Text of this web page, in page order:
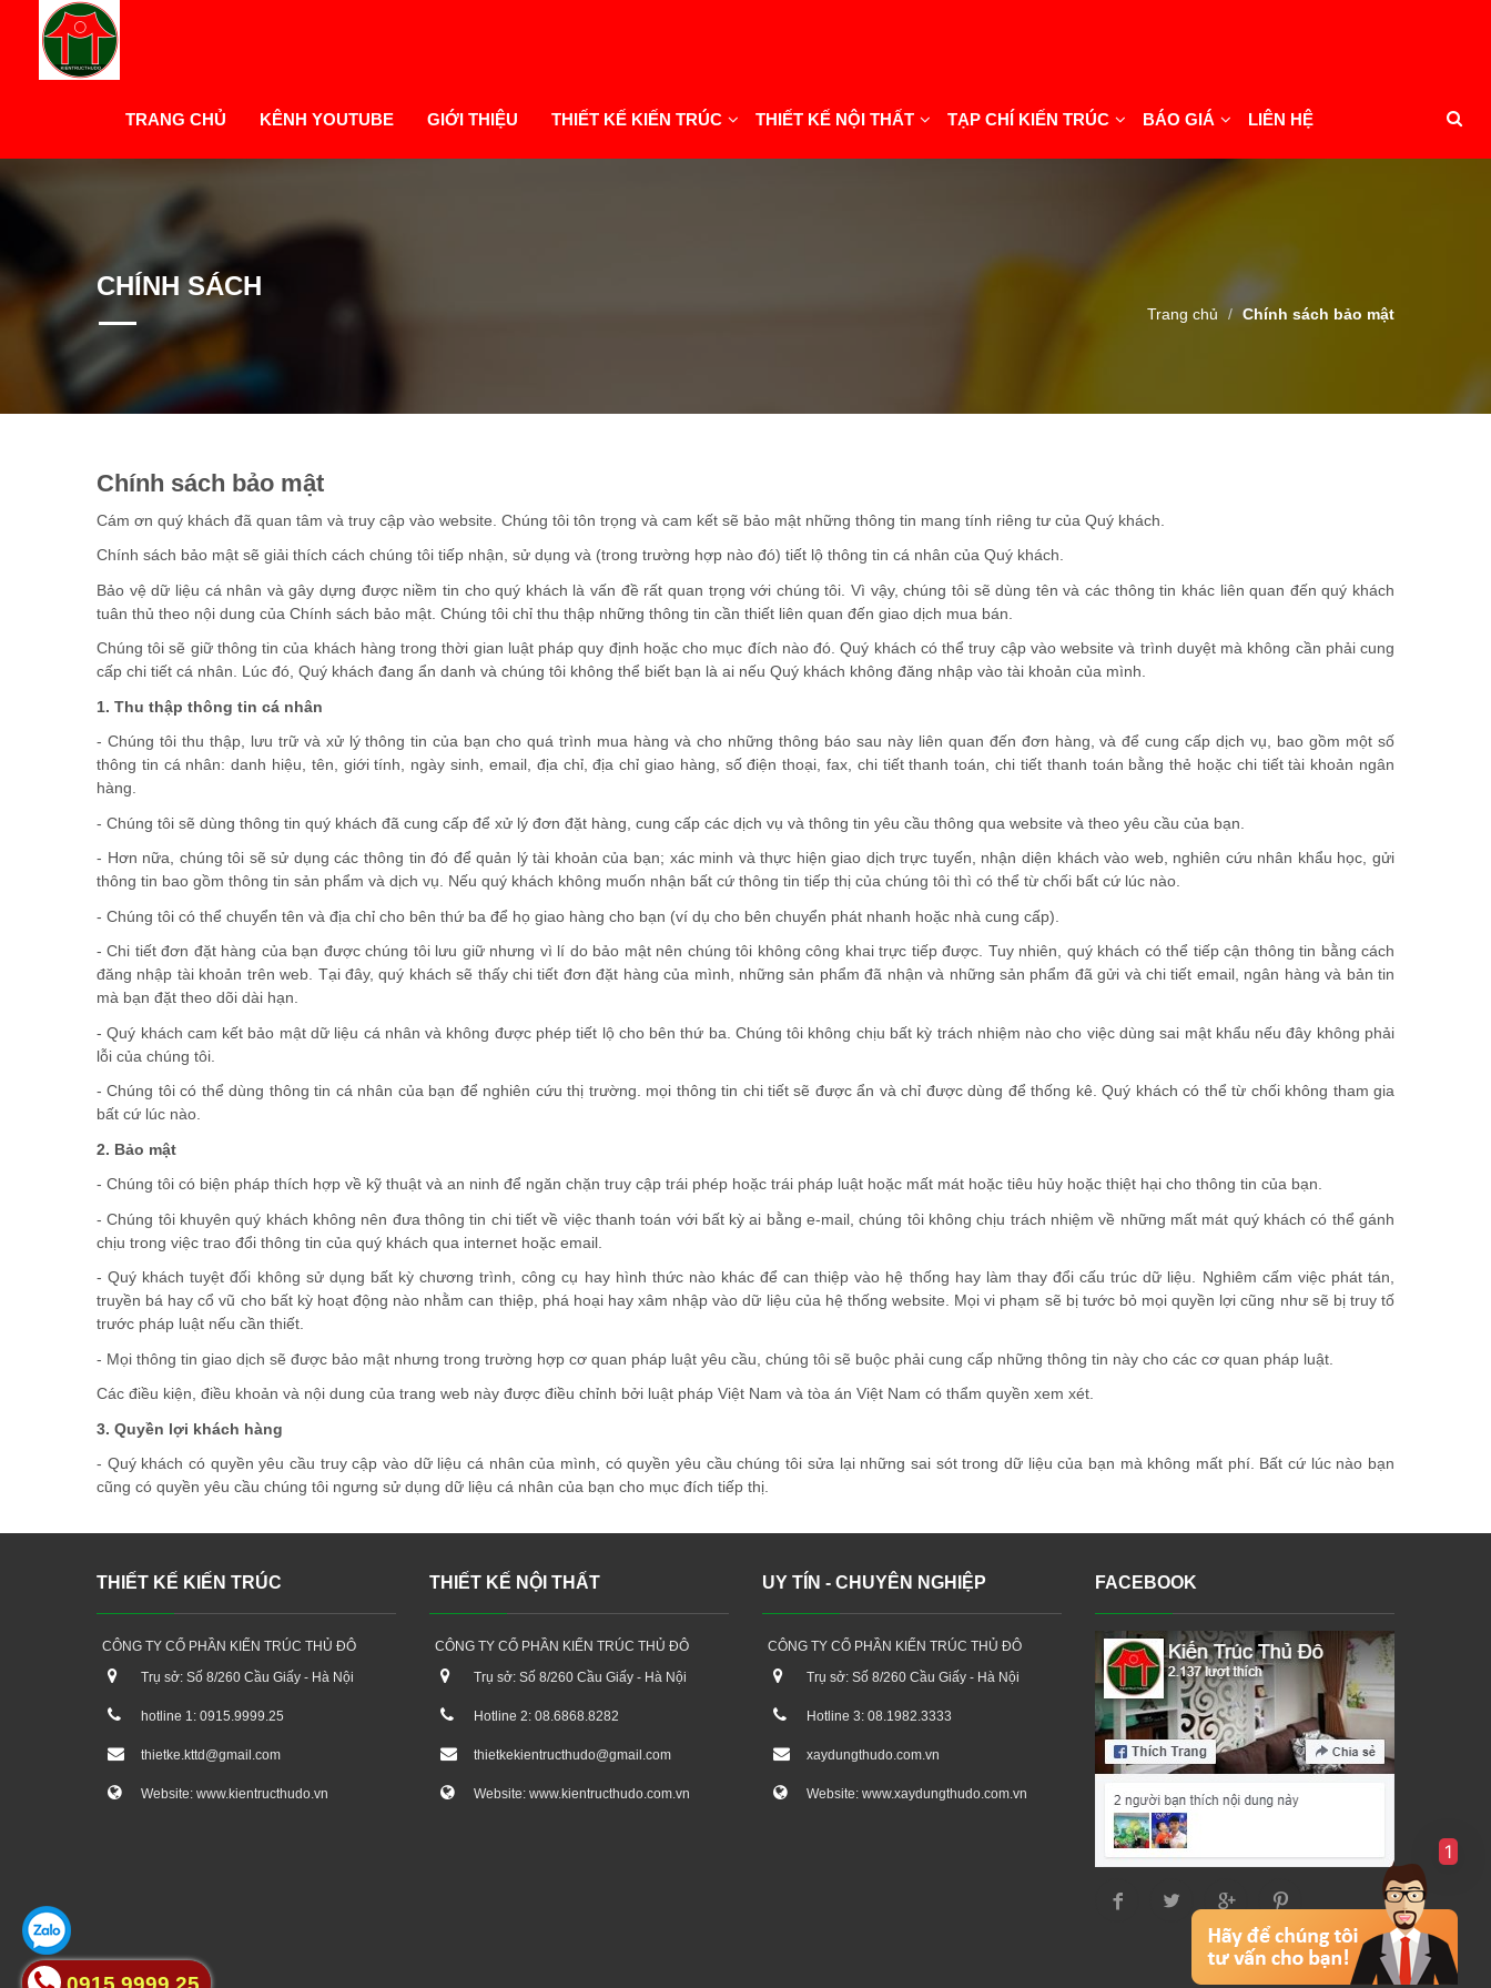
TRANG CHỦ KÊNH YOUTUBE GIỚI THIỆU THIẾT KẾ KIẾN TRÚC THIẾT KẾ NỘI THẤT TẠP CHÍ KIẾN TRÚC BÁO GIÁ LIÊN HỆ
CHÍNH SÁCH
Trang chủ Chính sách bảo mật
Chính sách bảo mật
Cám ơn quý khách đã quan tâm và truy cập vào website. Chúng tôi tôn trọng và cam kết sẽ bảo mật những thông tin mang tính riêng tư của Quý khách.
Chính sách bảo mật sẽ giải thích cách chúng tôi tiếp nhận, sử dụng và (trong trường hợp nào đó) tiết lộ thông tin cá nhân của Quý khách.
Bảo vệ dữ liệu cá nhân và gây dựng được niềm tin cho quý khách là vấn đề rất quan trọng với chúng tôi. Vì vậy, chúng tôi sẽ dùng tên và các thông tin khác liên quan đến quý khách
tuân thủ theo nội dung của Chính sách bảo mật. Chúng tôi chỉ thu thập những thông tin cần thiết liên quan đến giao dịch mua bán.
Chúng tôi sẽ giữ thông tin của khách hàng trong thời gian luật pháp quy định hoặc cho mục đích nào đó. Quý khách có thể truy cập vào website và trình duyệt mà không cần phải cung
cấp chi tiết cá nhân. Lúc đó, Quý khách đang ẩn danh và chúng tôi không thể biết bạn là ai nếu Quý khách không đăng nhập vào tài khoản của mình.
1. Thu thập thông tin cá nhân
- Chúng tôi thu thập, lưu trữ và xử lý thông tin của bạn cho quá trình mua hàng và cho những thông báo sau này liên quan đến đơn hàng, và để cung cấp dịch vụ, bao gồm một số
thông tin cá nhân: danh hiệu, tên, giới tính, ngày sinh, email, địa chỉ, địa chỉ giao hàng, số điện thoại, fax, chi tiết thanh toán, chi tiết thanh toán bằng thẻ hoặc chi tiết tài khoản ngân
hàng.
- Chúng tôi sẽ dùng thông tin quý khách đã cung cấp để xử lý đơn đặt hàng, cung cấp các dịch vụ và thông tin yêu cầu thông qua website và theo yêu cầu của bạn.
- Hơn nữa, chúng tôi sẽ sử dụng các thông tin đó để quản lý tài khoản của bạn; xác minh và thực hiện giao dịch trực tuyến, nhận diện khách vào web, nghiên cứu nhân khẩu học, gửi
thông tin bao gồm thông tin sản phẩm và dịch vụ. Nếu quý khách không muốn nhận bất cứ thông tin tiếp thị của chúng tôi thì có thể từ chối bất cứ lúc nào.
- Chúng tôi có thể chuyển tên và địa chỉ cho bên thứ ba để họ giao hàng cho bạn (ví dụ cho bên chuyển phát nhanh hoặc nhà cung cấp).
- Chi tiết đơn đặt hàng của bạn được chúng tôi lưu giữ nhưng vì lí do bảo mật nên chúng tôi không công khai trực tiếp được. Tuy nhiên, quý khách có thể tiếp cận thông tin bằng cách
đăng nhập tài khoản trên web. Tại đây, quý khách sẽ thấy chi tiết đơn đặt hàng của mình, những sản phẩm đã nhận và những sản phẩm đã gửi và chi tiết email, ngân hàng và bản tin
mà bạn đặt theo dõi dài hạn.
- Quý khách cam kết bảo mật dữ liệu cá nhân và không được phép tiết lộ cho bên thứ ba. Chúng tôi không chịu bất kỳ trách nhiệm nào cho việc dùng sai mật khẩu nếu đây không phải
lỗi của chúng tôi.
- Chúng tôi có thể dùng thông tin cá nhân của bạn để nghiên cứu thị trường. mọi thông tin chi tiết sẽ được ẩn và chỉ được dùng để thống kê. Quý khách có thể từ chối không tham gia
bất cứ lúc nào.
2. Bảo mật
- Chúng tôi có biện pháp thích hợp về kỹ thuật và an ninh để ngăn chặn truy cập trái phép hoặc trái pháp luật hoặc mất mát hoặc tiêu hủy hoặc thiệt hại cho thông tin của bạn.
- Chúng tôi khuyên quý khách không nên đưa thông tin chi tiết về việc thanh toán với bất kỳ ai bằng e-mail, chúng tôi không chịu trách nhiệm về những mất mát quý khách có thể gánh
chịu trong việc trao đổi thông tin của quý khách qua internet hoặc email.
- Quý khách tuyệt đối không sử dụng bất kỳ chương trình, công cụ hay hình thức nào khác để can thiệp vào hệ thống hay làm thay đổi cấu trúc dữ liệu. Nghiêm cấm việc phát tán,
truyền bá hay cổ vũ cho bất kỳ hoạt động nào nhằm can thiệp, phá hoại hay xâm nhập vào dữ liệu của hệ thống website. Mọi vi phạm sẽ bị tước bỏ mọi quyền lợi cũng như sẽ bị truy tố
trước pháp luật nếu cần thiết.
- Mọi thông tin giao dịch sẽ được bảo mật nhưng trong trường hợp cơ quan pháp luật yêu cầu, chúng tôi sẽ buộc phải cung cấp những thông tin này cho các cơ quan pháp luật.
Các điều kiện, điều khoản và nội dung của trang web này được điều chỉnh bởi luật pháp Việt Nam và tòa án Việt Nam có thẩm quyền xem xét.
3. Quyền lợi khách hàng
- Quý khách có quyền yêu cầu truy cập vào dữ liệu cá nhân của mình, có quyền yêu cầu chúng tôi sửa lại những sai sót trong dữ liệu của bạn mà không mất phí. Bất cứ lúc nào bạn
cũng có quyền yêu cầu chúng tôi ngưng sử dụng dữ liệu cá nhân của bạn cho mục đích tiếp thị.
THIẾT KẾ KIẾN TRÚC
CÔNG TY CỔ PHẦN KIẾN TRÚC THỦ ĐÔ
Trụ sở: Số 8/260 Cầu Giấy - Hà Nội
hotline 1: 0915.9999.25
thietke.kttd@gmail.com
Website: www.kientructhudo.vn
THIẾT KẾ NỘI THẤT
CÔNG TY CỔ PHẦN KIẾN TRÚC THỦ ĐÔ
Trụ sở: Số 8/260 Cầu Giấy - Hà Nội
Hotline 2: 08.6868.8282
thietkekientructhudo@gmail.com
Website: www.kientructhudo.com.vn
UY TÍN - CHUYÊN NGHIỆP
CÔNG TY CỔ PHẦN KIẾN TRÚC THỦ ĐÔ
Trụ sở: Số 8/260 Cầu Giấy - Hà Nội
Hotline 3: 08.1982.3333
xaydungthudo.com.vn
Website: www.xaydungthudo.com.vn
FACEBOOK
1